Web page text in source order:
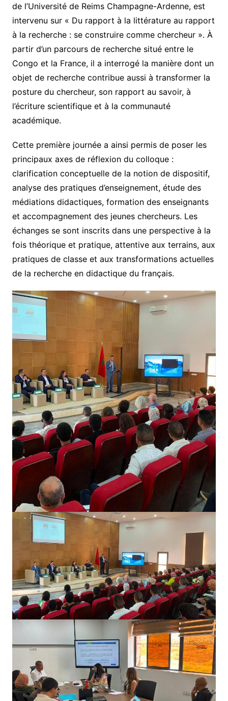
de l’Université de Reims Champagne-Ardenne, est
intervenu sur « Du rapport à la littérature au rapport
à la recherche : se construire comme chercheur ». À
partir d’un parcours de recherche situé entre le
Congo et la France, il a interrogé la manière dont un
objet de recherche contribue aussi à transformer la
posture du chercheur, son rapport au savoir, à
l’écriture scientifique et à la communauté
académique.
Cette première journée a ainsi permis de poser les
principaux axes de réflexion du colloque :
clarification conceptuelle de la notion de dispositif,
analyse des pratiques d’enseignement, étude des
médiations didactiques, formation des enseignants
et accompagnement des jeunes chercheurs. Les
échanges se sont inscrits dans une perspective à la
fois théorique et pratique, attentive aux terrains, aux
pratiques de classe et aux transformations actuelles
de la recherche en didactique du français.